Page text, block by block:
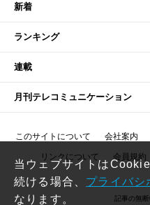
新着
ランキング
連載
月刊テレコミュニケーション
このサイトについて 会社案内
リンクについて 会員規約
記事の無
当ウェブサイトは
続ける場合、 プライバシ
なります。